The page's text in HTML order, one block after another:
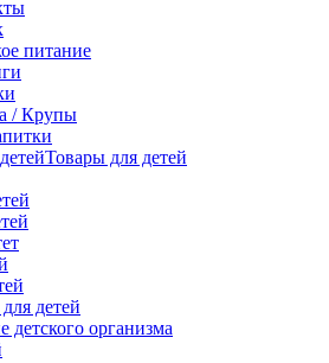
питание
/ Крупы
Товары для детей
детей
организма